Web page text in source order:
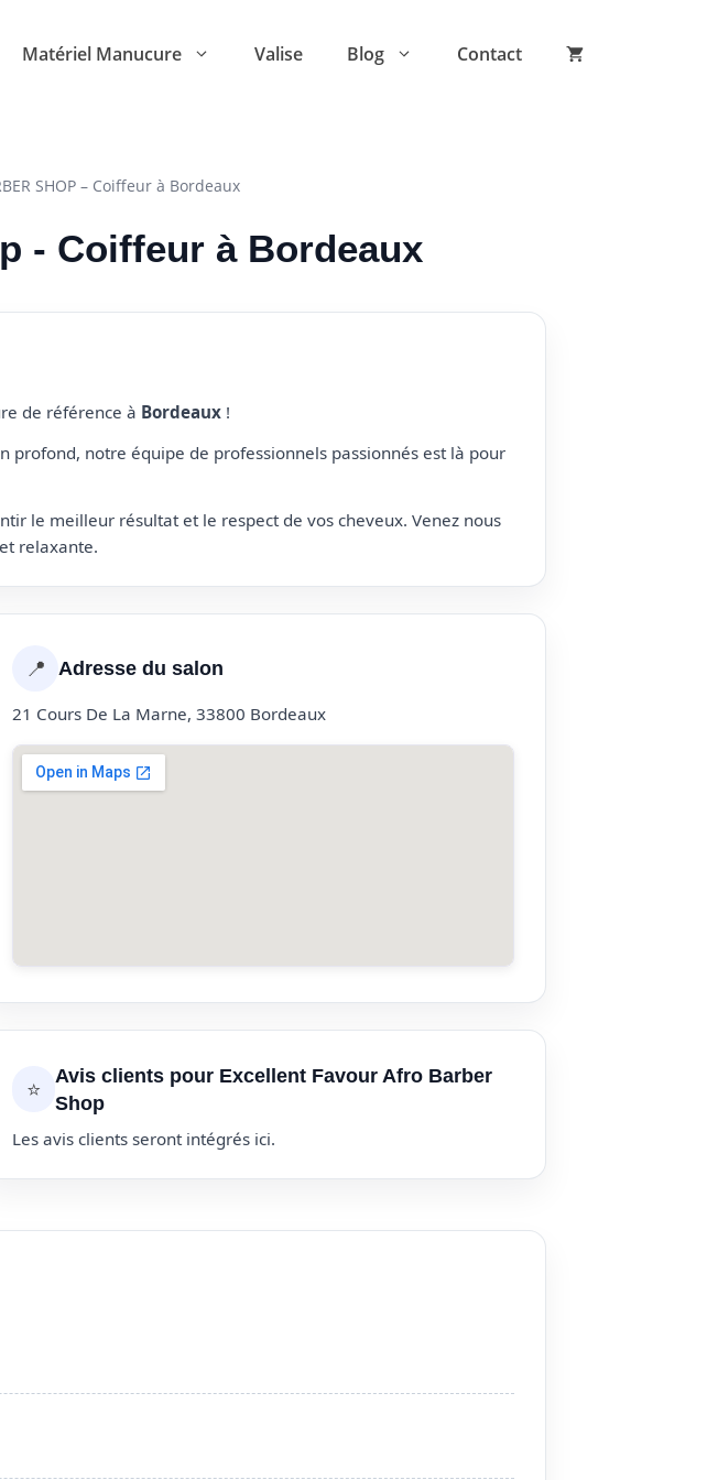
Matériel Manucure Valise Blog Contact
SHOP – Coiffeur à Bordeaux
- Coiffeur à Bordeaux
de référence à Bordeaux !
profond, notre équipe de professionnels passionnés est là pour
le meilleur résultat et le respect de vos cheveux. Venez nous
relaxante.
📍 Adresse du salon
21 Cours De La Marne, 33800 Bordeaux
⭐
Avis clients pour Excellent Favour Afro Barber
Shop
Les avis clients seront intégrés ici.